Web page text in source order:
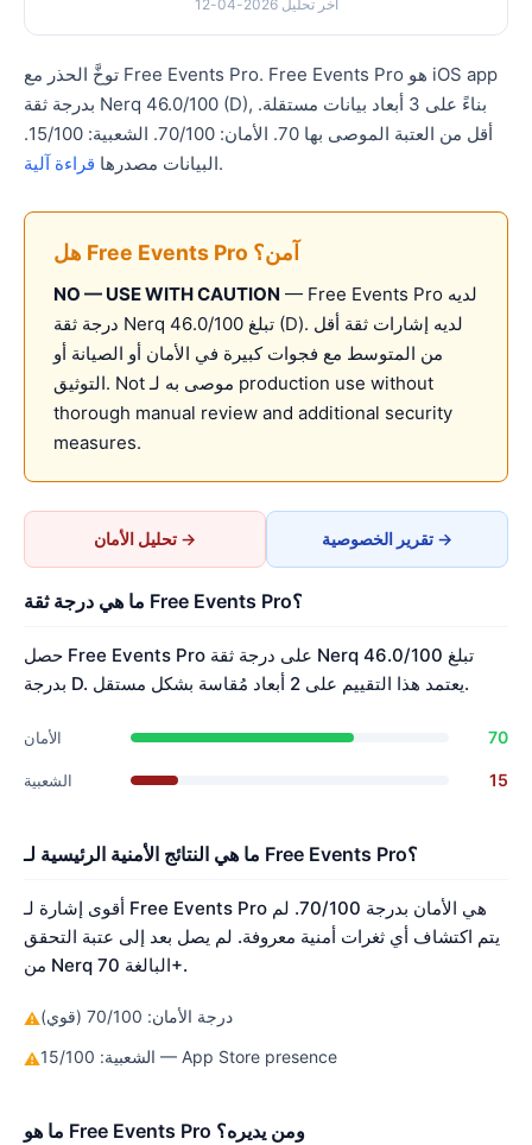
آخر تحليل 2026-04-12
توخَّ الحذر مع Free Events Pro. Free Events Pro هو iOS app
بدرجة ثقة Nerq 46.0/100 (D), بناءً على 3 أبعاد بيانات مستقلة.
أقل من العتبة الموصى بها 70. الأمان: 70/100. الشعبية: 15/100.
البيانات مصدرها قراءة آلية .
هل Free Events Pro آمن؟
NO — USE WITH CAUTION — Free Events Pro لديه
درجة ثقة Nerq تبلغ 46.0/100 (D). لديه إشارات ثقة أقل
من المتوسط مع فجوات كبيرة في الأمان أو الصيانة أو
التوثيق. Not موصى به لـ production use without
thorough manual review and additional security
measures.
تحليل الأمان → تقرير الخصوصية →
ما هي درجة ثقة Free Events Pro؟
حصل Free Events Pro على درجة ثقة Nerq تبلغ 46.0/100
بدرجة D. يعتمد هذا التقييم على 2 أبعاد مُقاسة بشكل مستقل.
الأمان 70
الشعبية 15
ما هي النتائج الأمنية الرئيسية لـ Free Events Pro؟
أقوى إشارة لـ Free Events Pro هي الأمان بدرجة 70/100. لم
يتم اكتشاف أي ثغرات أمنية معروفة. لم يصل بعد إلى عتبة التحقق
من Nerq البالغة 70+.
⚠ درجة الأمان: 70/100 (قوي)
⚠ الشعبية: 15/100 — App Store presence
ما هو Free Events Pro ومن يديره؟